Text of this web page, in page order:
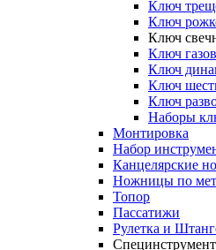
Ключ
Ключ
Ключ
Ключ
Ключ
Ключ
Ключ
Наборы
Монтировка
Набор
Канцелярские
Ножницы по
Топор
Пассатижи
Рулетка и
Специнструмент